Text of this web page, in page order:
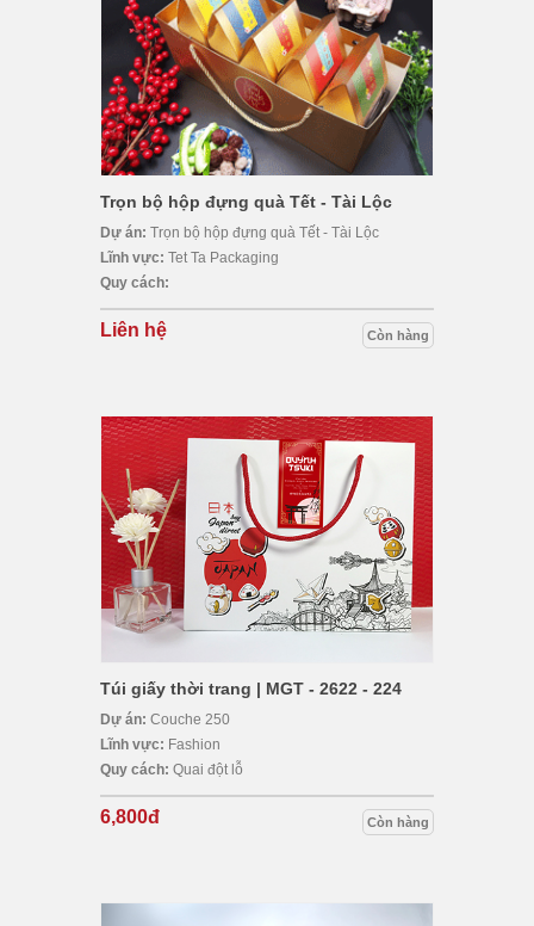
Trọn bộ hộp đựng quà Tết - Tài Lộc
Dự án: Trọn bộ hộp đựng quà Tết - Tài Lộc
Lĩnh vực: Tet Ta Packaging
Quy cách:
Liên hệ Còn hàng
Túi giấy thời trang | MGT - 2622 - 224
Dự án: Couche 250
Lĩnh vực: Fashion
Quy cách: Quai đột lỗ
6,800đ Còn hàng